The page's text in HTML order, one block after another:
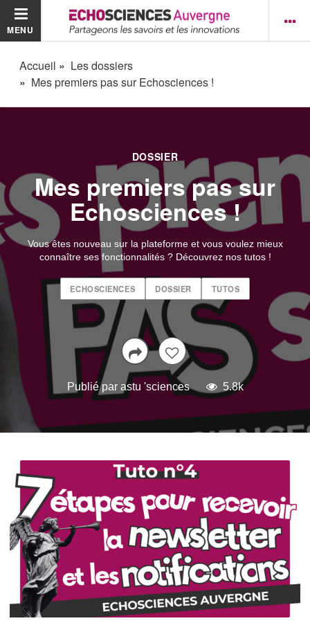
MENU
Accueil
Les dossiers
Mes premiers pas sur Echosciences !
DOSSIER
Mes premiers pas sur
Echosciences !
Vous êtes nouveau sur la plateforme et vous voulez mieux
connaître ses fonctionnalités ? Découvrez nos tutos !
ECHOSCIENCES DOSSIER TUTOS
Publié par astu 'sciences 5.8k